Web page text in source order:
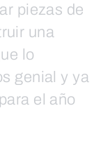
piezas de
una
lo
genial y ya
el año